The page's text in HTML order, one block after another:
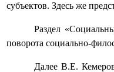
субъектов. Здесь же
Раздел
поворота социально-
Далее В.Е.